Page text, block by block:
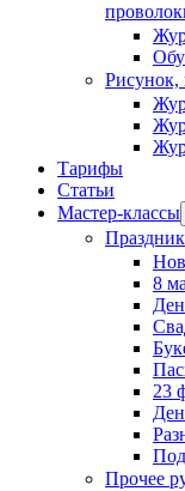
Рисунок,
Тарифы
Статьи
Мастер-классы
8
23
Прочее